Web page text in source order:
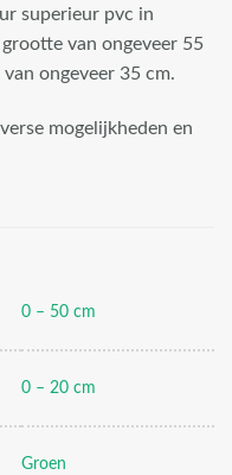
superieur pvc in
van ongeveer 55
ongeveer 35 cm.
mogelijkheden en
0 – 50 cm
0 – 20 cm
Groen